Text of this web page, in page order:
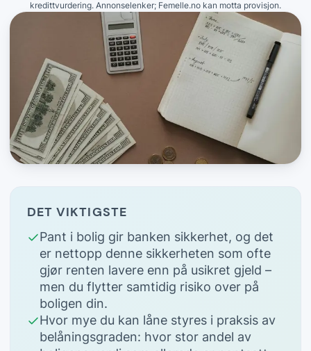
kredittvurdering. Annonselenker; Femelle.no kan motta provisjon.
DET VIKTIGSTE
Pant i bolig gir banken sikkerhet, og det
er nettopp denne sikkerheten som ofte
gjør renten lavere enn på usikret gjeld –
men du flytter samtidig risiko over på
boligen din.
Hvor mye du kan låne styres i praksis av
belåningsgraden: hvor stor andel av